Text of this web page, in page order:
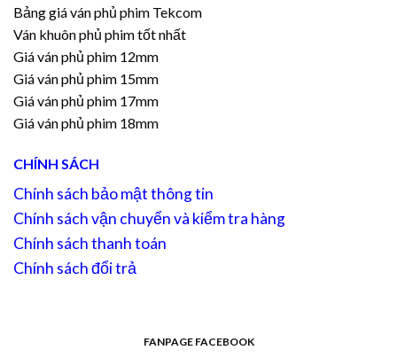
Bảng giá ván phủ phim Tekcom
Ván khuôn phủ phim tốt nhất
Giá ván phủ phim 12mm
Giá ván phủ phim 15mm
Giá ván phủ phim 17mm
Giá ván phủ phim 18mm
CHÍNH SÁCH
Chính sách bảo mật thông tin
Chính sách vận chuyển và kiểm tra hàng
Chính sách thanh toán
Chính sách đổi trả
FANPAGE FACEBOOK